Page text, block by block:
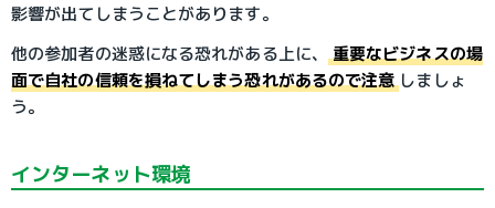
影響が出てしまうことがあります。
他の参加者の迷惑になる恐れがある上に、
重要なビジネスの場
面で自社の信頼を損ねてしまう恐れがあるので注意 しましょ
う。
インターネット環境